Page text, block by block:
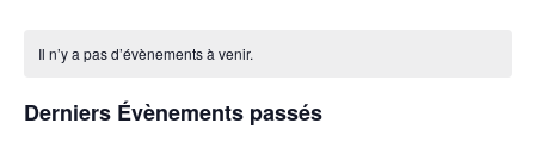
Évènements
Il n’y a pas d’évènements à venir.
Derniers Évènements passés